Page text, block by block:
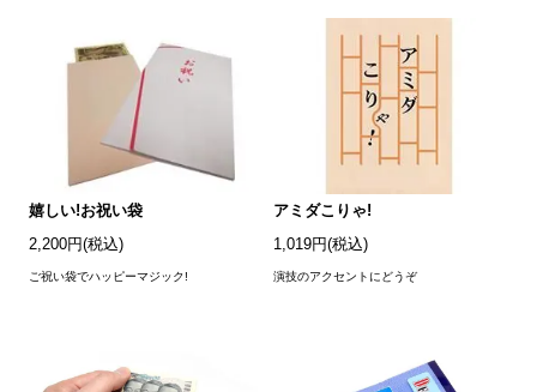
嬉しい!お祝い袋
2,200円(税込)
ご祝い袋でハッピーマジック!
アミダこりゃ!
1,019円(税込)
演技のアクセントにどうぞ